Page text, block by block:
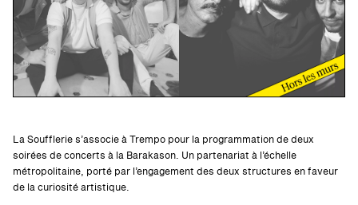
La Soufflerie s’associe à Trempo pour la programmation de deux
soirées de concerts à la Barakason. Un partenariat à l’échelle
métropolitaine, porté par l’engagement des deux structures en faveur
de la curiosité artistique.